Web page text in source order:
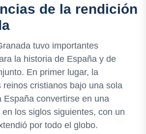
de la rendición
tuvo importantes
la historia de España y de
En primer lugar, la
reinos cristianos bajo una sola
España convertirse en una
los siglos siguientes, con un
por todo el globo.